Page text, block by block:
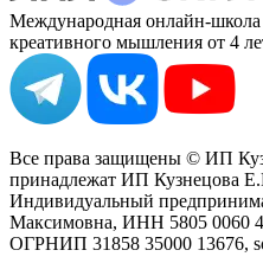
Международная онлайн-школа
креативного мышления от 4
Все права защищены © ИП
принадлежат ИП Кузнецова
Индивидуальный
Максимовна, ИНН 5805 0060
ОГРНИП 31858 35000 13676,